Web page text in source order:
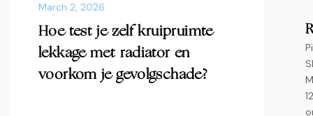
March 2, 2026
Hoe test je zelf kruipruimte
lekkage met radiator en
voorkom je gevolgschade?